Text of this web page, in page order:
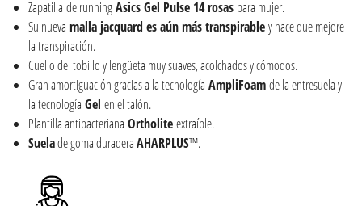
Zapatilla de runningAsics Gel Pulse 14 rosas para mujer.
Su nueva malla jacquard es aún más transpirabley hace que mejore
la transpiración.
Cuello del tobillo y lengüeta muy suaves, acolchados y cómodos.
Gran amortiguación gracias a la tecnología AmpliFoamde la entresuela y
la tecnología Gel en el talón.
Plantilla antibacteriana Ortholiteextraíble.
Suelade goma duraderaAHARPLUS™.